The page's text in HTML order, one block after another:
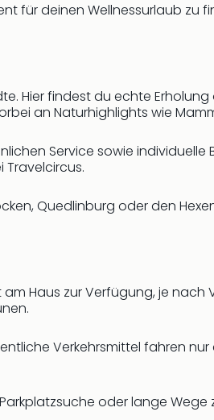
für deinen Wellnessurlaub zu
Hier findest du echte
an Naturhighlights wie
Service sowie
Quedlinburg oder den
Haus zur Verfügung, je
Verkehrsmittel fahren
oder lange Wege